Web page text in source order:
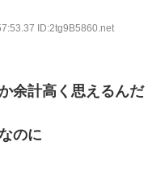
ID:2tg9B5860.net
余計高く思えるんだ
のに